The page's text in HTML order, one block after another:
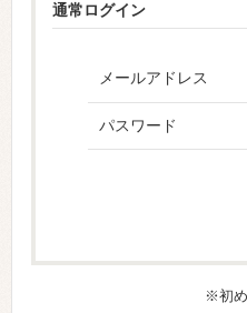
通常ログイン
メールアドレス
パスワード
※初